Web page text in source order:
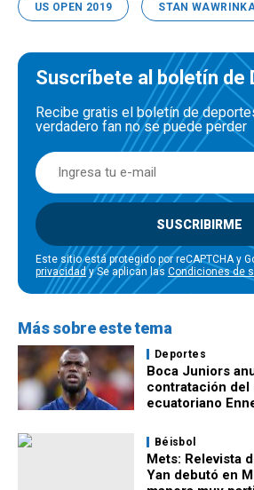
US OPEN 2019 STAN
Suscríbete al boletín de
Recibe gratis el boletín de
verdadero fan no se puede perder
SUSCRIBIRME
Este sitio está protegido por reCAPTCHA y
privacidady Se aplican las Condiciones de
Más sobre este tema
Deportes
Boca Juniors
contratación del
ecuatoriano
Béisbol
Mets: Relevista
Yan debutó en